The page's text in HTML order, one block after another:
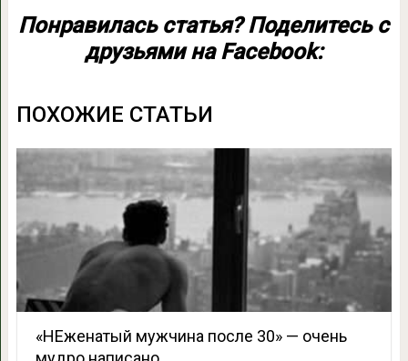
Понравилась статья? Поделитесь с
друзьями на Facebook:
ПОХОЖИЕ СТАТЬИ
«НЕженатый мужчина после 30» — очень